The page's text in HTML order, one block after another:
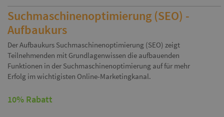
Suchmaschinenoptimierung (SEO) -
Aufbaukurs
Der Aufbaukurs Suchmaschinenoptimierung (SEO) zeigt
Teilnehmenden mit Grundlagenwissen die aufbauenden
Funktionen in der Suchmaschinenoptimierung auf für mehr
Erfolg im wichtigisten Online-Marketingkanal.
10% Rabatt